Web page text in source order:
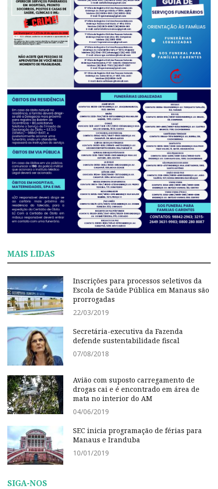
MAIS LIDAS
Inscrições para processos seletivos da
Escola de Saúde Pública em Manaus são
prorrogadas
22/03/2019
Secretária-executiva da Fazenda
defende sustentabilidade fiscal
07/08/2018
Avião com suposto carregamento de
drogas cai e é encontrado em área de
mata no interior do AM
04/06/2019
SEC inicia programação de férias para
Manaus e Iranduba
10/01/2019
SIGA-NOS